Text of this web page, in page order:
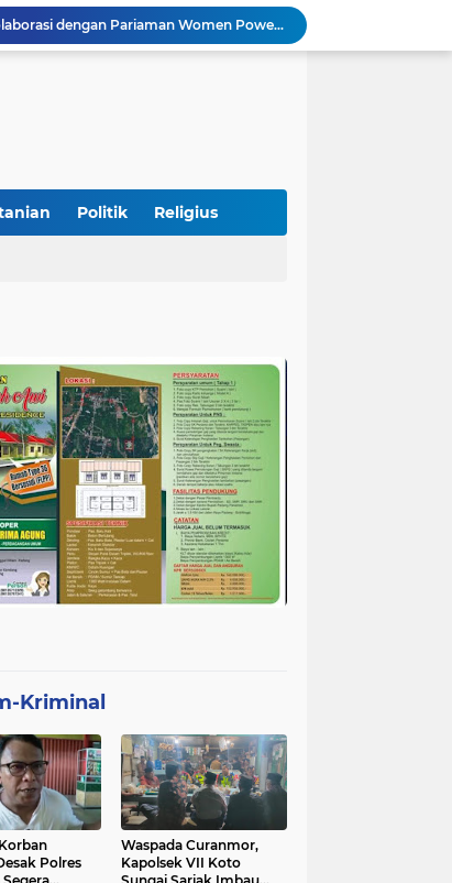
Peduli Bencana, Unisbar Berkolaborasi dengan Pariaman Women Power Salurkan Bantuan untuk Korban Banjir di Padang
Diduga Tabrak Pejalan Kaki Hingga Tewas di Padang Pariaman, Sopir L300 Sempat Kabur Karena Panik
Semarakkan HUT RI ke-81, Lapas Kelas IIB Pariaman Gelar Beragam Lomba
Politik Religius
Kriminal
Polres
Waspada Curanmor,
Kapolsek VII Koto